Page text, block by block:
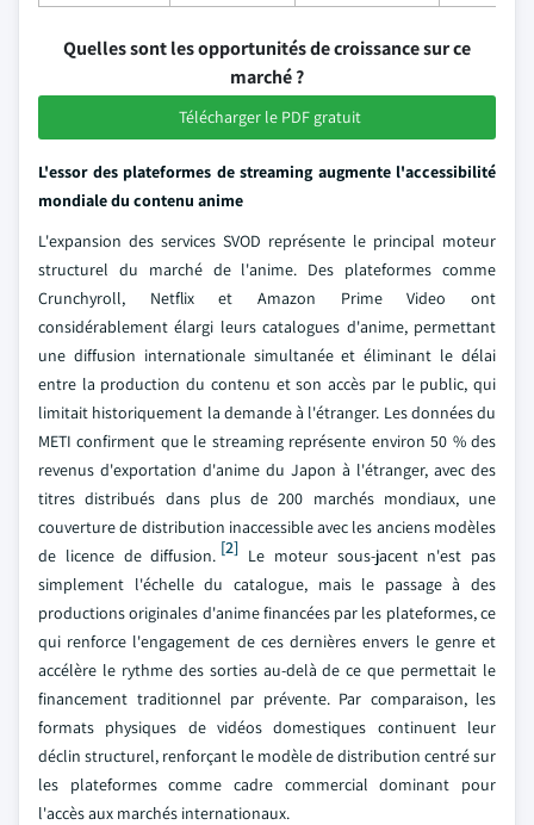
Quelles sont les opportunités de croissance sur ce
marché ?
Télécharger le PDF gratuit
L'essor des plateformes de streaming augmente l'accessibilité
mondiale du contenu anime
L'expansion des services SVOD représente le principal moteur
structurel du marché de l'anime. Des plateformes comme
Crunchyroll, Netflix et Amazon Prime Video ont
considérablement élargi leurs catalogues d'anime, permettant
une diffusion internationale simultanée et éliminant le délai
entre la production du contenu et son accès par le public, qui
limitait historiquement la demande à l'étranger. Les données du
METI confirment que le streaming représente environ 50 % des
revenus d'exportation d'anime du Japon à l'étranger, avec des
titres distribués dans plus de 200 marchés mondiaux, une
couverture de distribution inaccessible avec les anciens modèles
de licence de diffusion. [2] Le moteur sous-jacent n'est pas
simplement l'échelle du catalogue, mais le passage à des
productions originales d'anime financées par les plateformes, ce
qui renforce l'engagement de ces dernières envers le genre et
accélère le rythme des sorties au-delà de ce que permettait le
financement traditionnel par prévente. Par comparaison, les
formats physiques de vidéos domestiques continuent leur
déclin structurel, renforçant le modèle de distribution centré sur
les plateformes comme cadre commercial dominant pour
l'accès aux marchés internationaux.